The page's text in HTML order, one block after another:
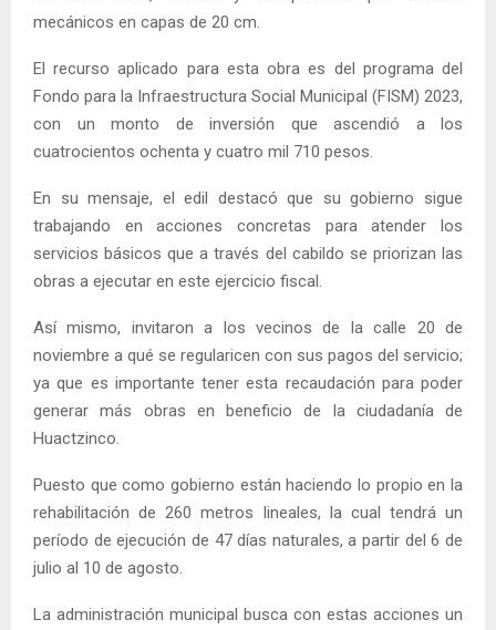
mecánicos en capas de 20 cm.
El recurso aplicado para esta obra es del programa del
Fondo para la Infraestructura Social Municipal (FISM) 2023,
con un monto de inversión que ascendió a los
cuatrocientos ochenta y cuatro mil 710 pesos.
En su mensaje, el edil destacó que su gobierno sigue
trabajando en acciones concretas para atender los
servicios básicos que a través del cabildo se priorizan las
obras a ejecutar en este ejercicio fiscal.
Así mismo, invitaron a los vecinos de la calle 20 de
noviembre a qué se regularicen con sus pagos del servicio;
ya que es importante tener esta recaudación para poder
generar más obras en beneficio de la ciudadanía de
Huactzinco.
Puesto que como gobierno están haciendo lo propio en la
rehabilitación de 260 metros lineales, la cual tendrá un
período de ejecución de 47 días naturales, a partir del 6 de
julio al 10 de agosto.
La administración municipal busca con estas acciones un